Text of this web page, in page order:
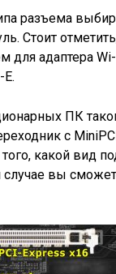
разъема
Стоит
для адаптера
ПК
с
того, какой вид
вы